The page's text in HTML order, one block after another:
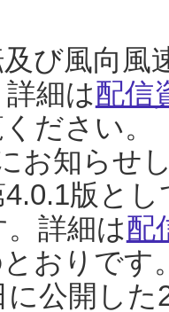
び風向風
細は配信
ださい。
お知らせ
版と
詳細は配
おりです
に公開し